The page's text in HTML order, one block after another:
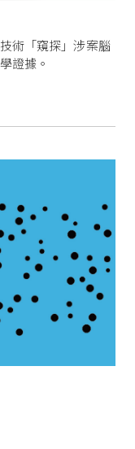
術「窺探」涉案腦
證據。